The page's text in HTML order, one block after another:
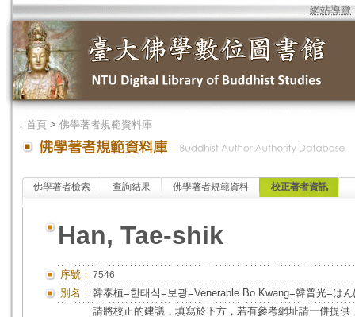
網站導覽
． 首頁 > 佛學著者規範資料庫
佛學著者檢索 查詢結果 佛學著者規範資料 校正著者資訊
Han, Tae-shik
序號： 7546
別名： 韓泰植=한태식=보광=Venerable Bo Kwang=韓普光=は
請將校正的建議，填寫於下方，若有參考網址請一併提供